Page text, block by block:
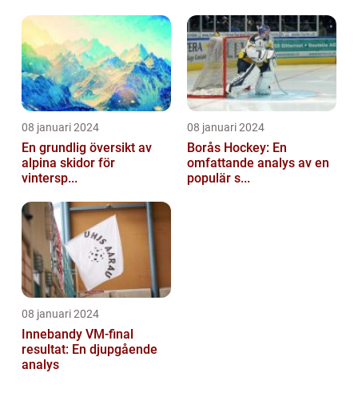
08 januari 2024
En grundlig översikt av
alpina skidor för
vintersp...
08 januari 2024
Borås Hockey: En
omfattande analys av en
populär s...
08 januari 2024
Innebandy VM-final
resultat: En djupgående
analys